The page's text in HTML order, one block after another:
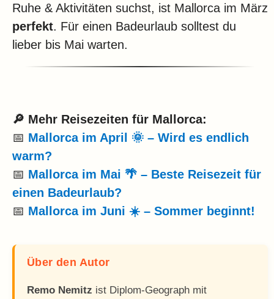
Ruhe & Aktivitäten suchst, ist Mallorca im März
perfekt. Für einen Badeurlaub solltest du
lieber bis Mai warten.
🔎 Mehr Reisezeiten für Mallorca:
📅 Mallorca im April 🌞 – Wird es endlich
warm?
📅 Mallorca im Mai 🌴 – Beste Reisezeit für
einen Badeurlaub?
📅 Mallorca im Juni ☀️ – Sommer beginnt!
Über den Autor
Remo Nemitz ist Diplom-Geograph mit